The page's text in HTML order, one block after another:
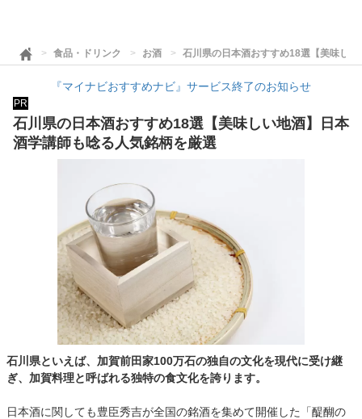
食品・ドリンク お酒 石川県の日本酒おすすめ18選【美味し
『マイナビおすすめナビ』サービス終了のお知らせ
PR
石川県の日本酒おすすめ18選【美味しい地酒】日本
酒学講師も唸る人気銘柄を厳選
石川県といえば、加賀前田家100万石の独自の文化を現代に受け継
ぎ、加賀料理と呼ばれる独特の食文化を誇ります。
日本酒に関しても豊臣秀吉が全国の銘酒を集めて開催した「醍醐の